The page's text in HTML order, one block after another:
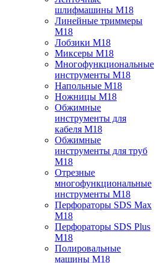
шлифмашины M18
Линейные триммеры
M18
Лобзики M18
Миксеры M18
Многофункциональные
инструменты M18
Напольные M18
Ножницы M18
Обжимные
инструменты для
кабеля M18
Обжимные
инструменты для труб
M18
Отрезные
многофункциональные
инструменты M18
Перфораторы SDS Max
M18
Перфораторы SDS Plus
M18
Полировальные
машины M18